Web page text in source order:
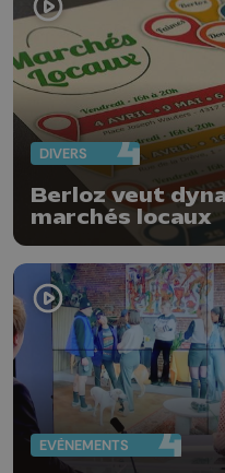
DIVERS
Berloz veut
marchés locaux
EVÈNEMENTS